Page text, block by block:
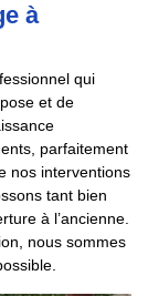
à
qui
et de
parfaitement
nos interventions
tant bien
à l’ancienne.
nous sommes